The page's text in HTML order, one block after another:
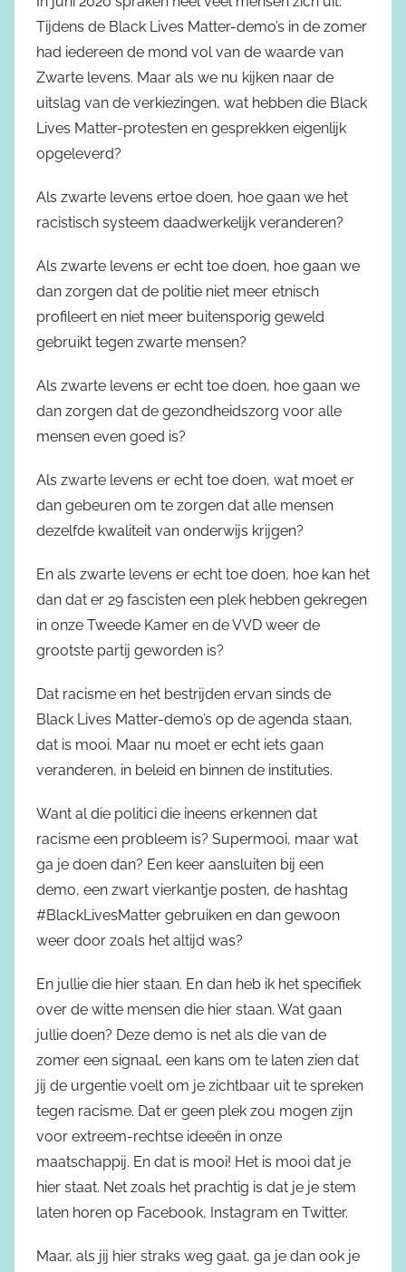
Tijdens de Black Lives Matter-demo’s in de zomer
had iedereen de mond vol van de waarde van
Zwarte levens. Maar als we nu kijken naar de
uitslag van de verkiezingen, wat hebben die Black
Lives Matter-protesten en gesprekken eigenlijk
opgeleverd?
Als zwarte levens ertoe doen, hoe gaan we het
racistisch systeem daadwerkelijk veranderen?
Als zwarte levens er echt toe doen, hoe gaan we
dan zorgen dat de politie niet meer etnisch
profileert en niet meer buitensporig geweld
gebruikt tegen zwarte mensen?
Als zwarte levens er echt toe doen, hoe gaan we
dan zorgen dat de gezondheidszorg voor alle
mensen even goed is?
Als zwarte levens er echt toe doen, wat moet er
dan gebeuren om te zorgen dat alle mensen
dezelfde kwaliteit van onderwijs krijgen?
En als zwarte levens er echt toe doen, hoe kan het
dan dat er 29 fascisten een plek hebben gekregen
in onze Tweede Kamer en de VVD weer de
grootste partij geworden is?
Dat racisme en het bestrijden ervan sinds de
Black Lives Matter-demo’s op de agenda staan,
dat is mooi. Maar nu moet er echt iets gaan
veranderen, in beleid en binnen de instituties.
Want al die politici die ineens erkennen dat
racisme een probleem is? Supermooi, maar wat
ga je doen dan? Een keer aansluiten bij een
demo, een zwart vierkantje posten, de hashtag
#BlackLivesMatter gebruiken en dan gewoon
weer door zoals het altijd was?
En jullie die hier staan. En dan heb ik het specifiek
over de witte mensen die hier staan. Wat gaan
jullie doen? Deze demo is net als die van de
zomer een signaal, een kans om te laten zien dat
jij de urgentie voelt om je zichtbaar uit te spreken
tegen racisme. Dat er geen plek zou mogen zijn
voor extreem-rechtse ideeën in onze
maatschappij. En dat is mooi! Het is mooi dat je
hier staat. Net zoals het prachtig is dat je je stem
laten horen op Facebook, Instagram en Twitter.
Maar, als jij hier straks weg gaat, ga je dan ook je